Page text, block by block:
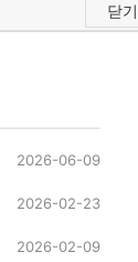
닫기
2026-06-09
2026-02-23
2026-02-09